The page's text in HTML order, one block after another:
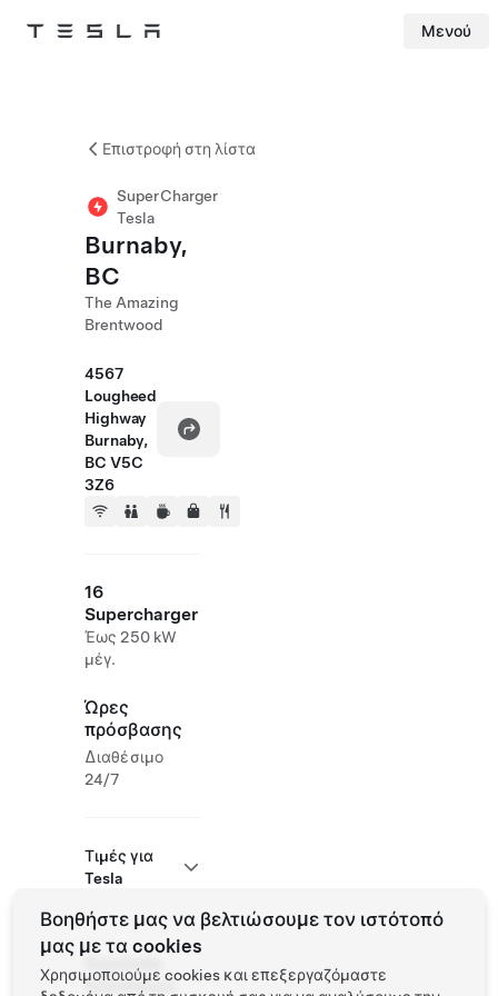
Tesla Μενού
Επιστροφή στη λίστα
SuperCharger
Tesla
Burnaby,
BC
The Amazing
Brentwood
4567
Lougheed
Highway
Burnaby,
BC V5C
3Z6
16
Supercharger
Έως 250 kW
μέγ.
Ώρες
πρόσβασης
Διαθέσιμο
24/7
Τιμές για
Tesla
Roadside
Assistance
Βοηθήστε μας να βελτιώσουμε τον ιστότοπό
μας με τα cookies
Χρησιμοποιούμε cookies και επεξεργαζόμαστε